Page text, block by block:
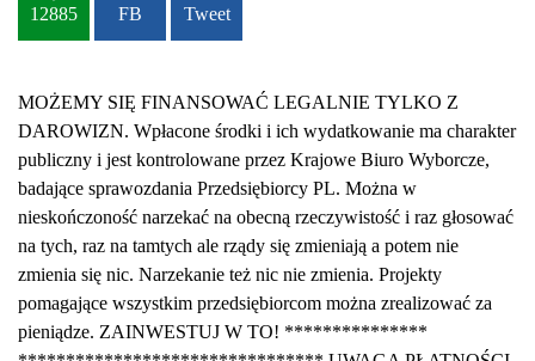
12885 FB Tweet
MOŻEMY SIĘ FINANSOWAĆ LEGALNIE TYLKO Z
DAROWIZN. Wpłacone środki i ich wydatkowanie ma charakter
publiczny i jest kontrolowane przez Krajowe Biuro Wyborcze,
badające sprawozdania Przedsiębiorcy PL. Można w
nieskończoność narzekać na obecną rzeczywistość i raz głosować
na tych, raz na tamtych ale rządy się zmieniają a potem nie
zmienia się nic. Narzekanie też nic nie zmienia. Projekty
pomagające wszystkim przedsiębiorcom można zrealizować za
pieniądze. ZAINWESTUJ W TO! ***************